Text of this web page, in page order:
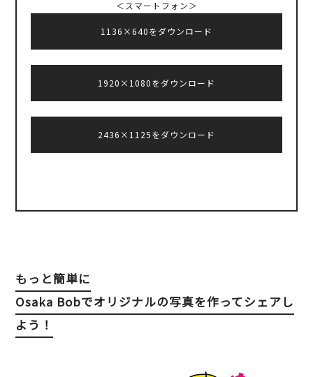
＜スマートフォン＞
1136×640をダウンロード
1920×1080をダウンロード
2436×1125をダウンロード
もっと簡単に
Osaka Bobでオリジナルの写真を作ってシェアし
よう！